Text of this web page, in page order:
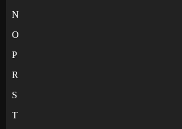
N
O
P
R
S
T